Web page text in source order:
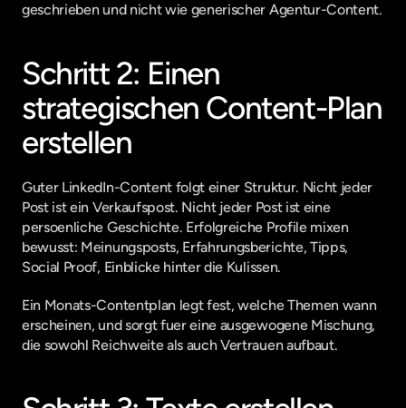
geschrieben und nicht wie generischer Agentur-Content.
Schritt 2: Einen
strategischen Content-Plan
erstellen
Guter LinkedIn-Content folgt einer Struktur. Nicht jeder
Post ist ein Verkaufspost. Nicht jeder Post ist eine
persoenliche Geschichte. Erfolgreiche Profile mixen
bewusst: Meinungsposts, Erfahrungsberichte, Tipps,
Social Proof, Einblicke hinter die Kulissen.
Ein Monats-Contentplan legt fest, welche Themen wann
erscheinen, und sorgt fuer eine ausgewogene Mischung,
die sowohl Reichweite als auch Vertrauen aufbaut.